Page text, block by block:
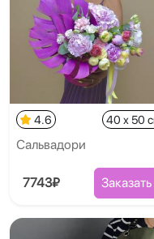
4.6 40 x 50
Сальвадори
7743₽ Заказать